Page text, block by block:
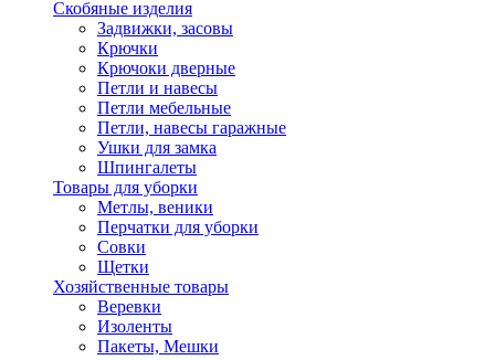
Скобяные изделия
Задвижки, засовы
Крючки
Крючоки дверные
Петли и навесы
Петли мебельные
Петли, навесы гаражные
Ушки для замка
Шпингалеты
Товары для уборки
Метлы, веники
Перчатки для уборки
Совки
Щетки
Хозяйственные товары
Веревки
Изоленты
Пакеты, Мешки